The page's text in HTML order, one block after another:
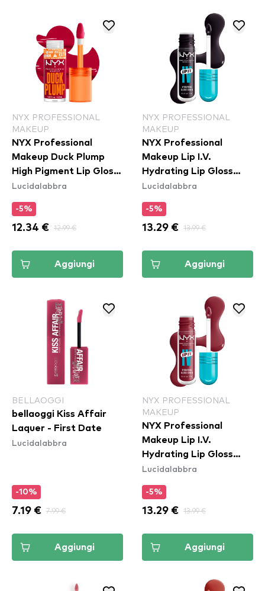
NYX PROFESSIONAL
MAKEUP
NYX Professional
Makeup Duck Plump
High Pigment Lip Gloss
- Hall Of Flame
Lucidalabbra
-5%
12.34 € 12.99 €
Aggiungi
NYX PROFESSIONAL
MAKEUP
NYX Professional
Makeup Lip I.V.
Hydrating Lip Gloss
Stain - 16 Grape Gushin
Lucidalabbra
-5%
13.29 € 13.99 €
Aggiungi
BELLAOGGI
bellaoggi Kiss Affair
Laquer - First Date
Lucidalabbra
-10%
7.19 € 7.99 €
Aggiungi
NYX PROFESSIONAL
MAKEUP
NYX Professional
Makeup Lip I.V.
Hydrating Lip Gloss
Stain - 07 Bubblegum
Lucidalabbra
-5%
13.29 € 13.99 €
Aggiungi